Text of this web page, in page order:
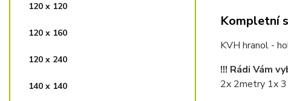
120 x 120
120 x 160
120 x 240
140 x 140
Kompletní
KVH hranol -
!!! Rádi Vám
2x 2metry 1x